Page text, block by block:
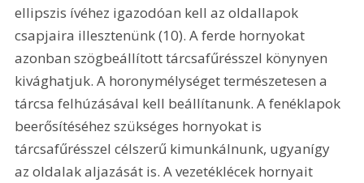
ellipszis ívéhez igazodóan kell az oldallapok
csapjaira illesztenünk (10). A ferde hornyokat
azonban szögbeállított tárcsafűrésszel könynyen
kivághatjuk. A horonymélységet természetesen a
tárcsa felhúzásával kell beállítanunk. A fenéklapok
beerősítéséhez szükséges hornyokat is
tárcsafűrésszel célszerű kimunkálnunk, ugyanígy
az oldalak aljazását is. A vezetéklécek hornyait